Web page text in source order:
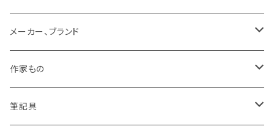
メーカー、ブランド
LAMY
Pelikan
作家もの
オギハラナミ
筆記具